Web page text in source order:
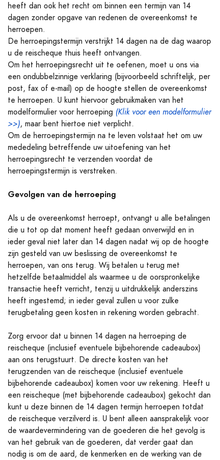
heeft dan ook het recht om binnen een termijn van 14
dagen zonder opgave van redenen de overeenkomst te
herroepen.
De herroepingstermijn verstrijkt 14 dagen na de dag waarop
u de reischeque thuis heeft ontvangen.
Om het herroepingsrecht uit te oefenen, moet u ons via
een ondubbelzinnige verklaring (bijvoorbeeld schriftelijk, per
post, fax of e-mail) op de hoogte stellen de overeenkomst
te herroepen. U kunt hiervoor gebruikmaken van het
modelformulier voor herroeping (Klik voor een modelformulier
>>), maar bent hiertoe niet verplicht.
Om de herroepingstermijn na te leven volstaat het om uw
mededeling betreffende uw uitoefening van het
herroepingsrecht te verzenden voordat de
herroepingstermijn is verstreken.
Gevolgen van de herroeping
Als u de overeenkomst herroept, ontvangt u alle betalingen
die u tot op dat moment heeft gedaan onverwijld en in
ieder geval niet later dan 14 dagen nadat wij op de hoogte
zijn gesteld van uw beslissing de overeenkomst te
herroepen, van ons terug. Wij betalen u terug met
hetzelfde betaalmiddel als waarmee u de oorspronkelijke
transactie heeft verricht, tenzij u uitdrukkelijk anderszins
heeft ingestemd; in ieder geval zullen u voor zulke
terugbetaling geen kosten in rekening worden gebracht.
Zorg ervoor dat u binnen 14 dagen na herroeping de
reischeque (inclusief eventuele bijbehorende cadeaubox)
aan ons terugstuurt. De directe kosten van het
terugzenden van de reischeque (inclusief eventuele
bijbehorende cadeaubox) komen voor uw rekening. Heeft u
een reischeque (met bijbehorende cadeaubox) gekocht dan
kunt u deze binnen de 14 dagen termijn herroepen totdat
de reischeque verzilverd is. U bent alleen aansprakelijk voor
de waardevermindering van de goederen die het gevolg is
van het gebruik van de goederen, dat verder gaat dan
nodig is om de aard, de kenmerken en de werking van de